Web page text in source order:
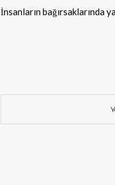
İnsanların bağırsaklarında